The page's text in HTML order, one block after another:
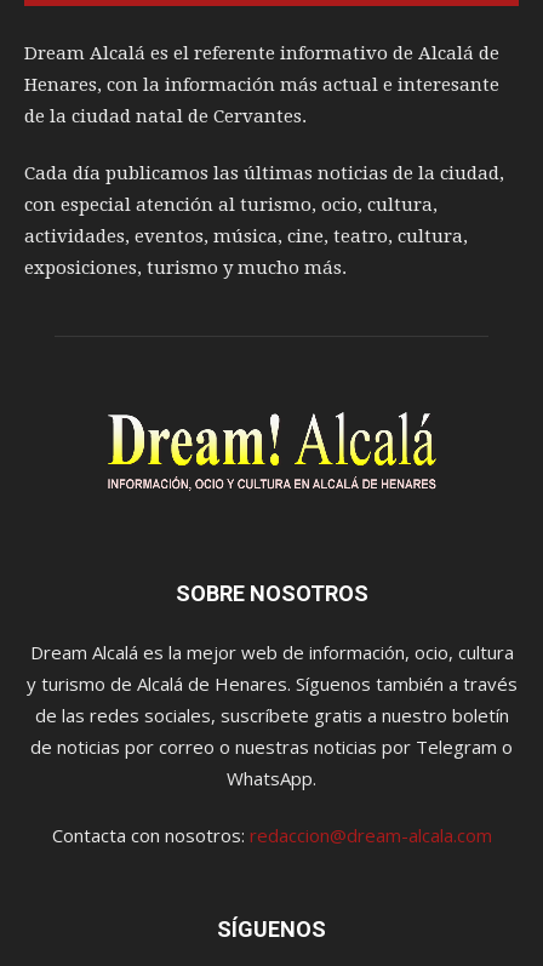
Dream Alcalá es el referente informativo de Alcalá de
Henares, con la información más actual e interesante
de la ciudad natal de Cervantes.
Cada día publicamos las últimas noticias de la ciudad,
con especial atención al turismo, ocio, cultura,
actividades, eventos, música, cine, teatro, cultura,
exposiciones, turismo y mucho más.
SOBRE NOSOTROS
Dream Alcalá es la mejor web de información, ocio, cultura
y turismo de Alcalá de Henares. Síguenos también a través
de las redes sociales, suscríbete gratis a nuestro boletín
de noticias por correo o nuestras noticias por Telegram o
WhatsApp.
Contacta con nosotros: redaccion@dream-alcala.com
SÍGUENOS